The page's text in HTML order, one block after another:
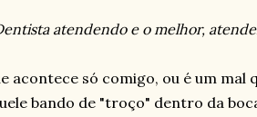
atendendo e o melhor,
acontece só comigo, ou é um mal
bando de "troço" dentro da